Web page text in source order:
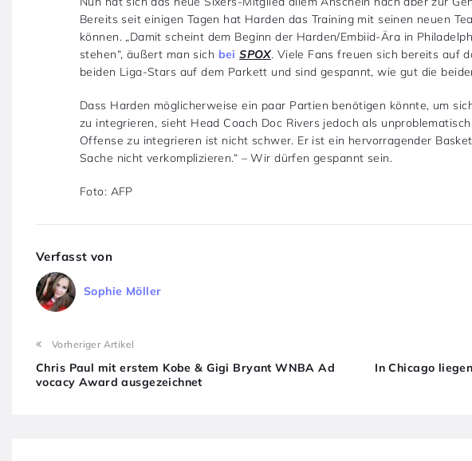
Bereits seit einigen Tagen hat Harden das Training mit seinen neuen
können. „Damit scheint dem Beginn der Harden/Embiid-Ära in
stehen“, äußert man sich beiSPOX. Viele Fans freuen sich bereits auf
beiden Liga-Stars auf dem Parkett und sind gespannt, wie gut die
Dass Harden möglicherweise ein paar Partien benötigen könnte, um
zu integrieren, sieht Head Coach Doc Rivers jedoch als unproblematisch
Offense zu integrieren ist nicht schwer. Er ist ein hervorragender
Sache nicht verkomplizieren.“ – Wir dürfen gespannt sein.
Foto: AFP
Verfasst von
Sophie Möller
Vorheriger Artikel
Chris Paul mit erstem Kobe & Gigi Bryant WNBA Ad
vocacy Award ausgezeichnet
In Chicago